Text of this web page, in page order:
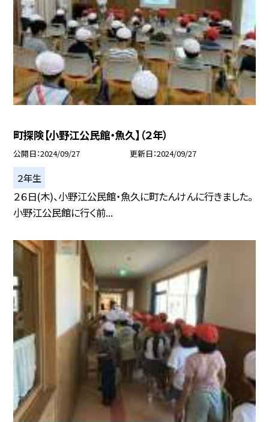
町探険【小野江公民館・魚久】（２年）
公開日 2024/09/27 更新日 2024/09/27
２年生
２６日(木)、小野江公民館・魚久に町たんけんに行きました。
小野江公民館に行く前...